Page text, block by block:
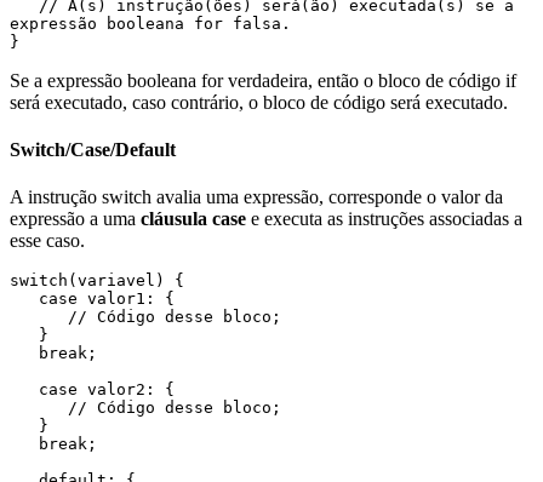
expressão booleana for falsa.
}
Se a expressão booleana for verdadeira, então o bloco de código if
será executado, caso contrário, o bloco de código será executado.
Switch/Case/Default
A instrução switch avalia uma expressão, corresponde o valor da
expressão a uma cláusula case e executa as instruções associadas a
esse caso.
switch(variavel) {